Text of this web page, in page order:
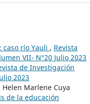
caso río Yauli , Revista
VII- N°20 Julio 2023
de Investigación
2023
Marlene Cuya
de la educación